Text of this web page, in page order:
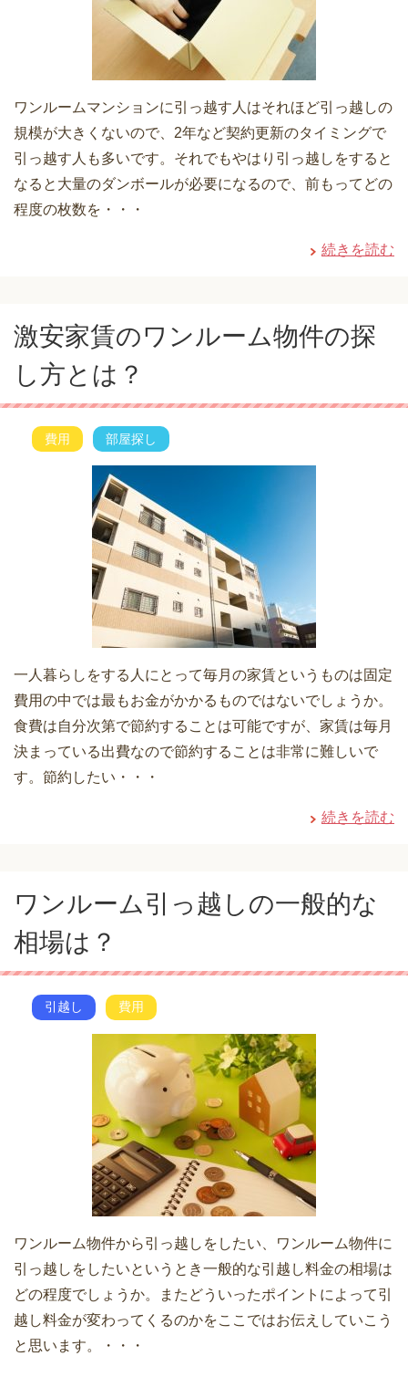
ワンルームマンションに引っ越す人はそれほど引っ越しの
規模が大きくないので、2年など契約更新のタイミングで
引っ越す人も多いです。それでもやはり引っ越しをすると
なると大量のダンボールが必要になるので、前もってどの
程度の枚数を・・・
続きを読む
激安家賃のワンルーム物件の探
し方とは？
費用 部屋探し
一人暮らしをする人にとって毎月の家賃というものは固定
費用の中では最もお金がかかるものではないでしょうか。
食費は自分次第で節約することは可能ですが、家賃は毎月
決まっている出費なので節約することは非常に難しいで
す。節約したい・・・
続きを読む
ワンルーム引っ越しの一般的な
相場は？
引越し 費用
ワンルーム物件から引っ越しをしたい、ワンルーム物件に
引っ越しをしたいというとき一般的な引越し料金の相場は
どの程度でしょうか。またどういったポイントによって引
越し料金が変わってくるのかをここではお伝えしていこう
と思います。・・・